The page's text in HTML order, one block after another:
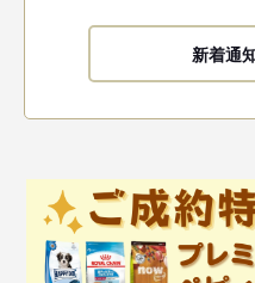
新着通